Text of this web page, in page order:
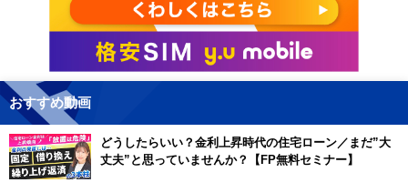
おすすめ動画
どうしたらいい？金利上昇時代の住宅ローン／まだ”大
丈夫”と思っていませんか？【FP無料セミナー】